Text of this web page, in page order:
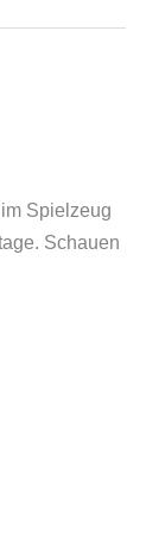
Spielzeug
Schauen